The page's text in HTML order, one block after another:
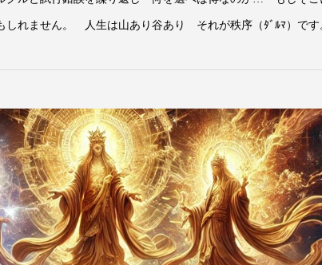
しれません。 人生は山あり谷あり それが秩序（ﾀﾞﾙﾏ）で
カタカ